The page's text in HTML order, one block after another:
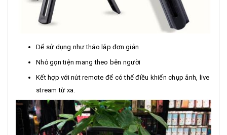
Dể sử dụng như tháo lắp đơn giản
Nhỏ gọn tiện mang theo bên người
Kết hợp với nút remote để có thể điều khiển chụp ảnh, live
stream từ xa.